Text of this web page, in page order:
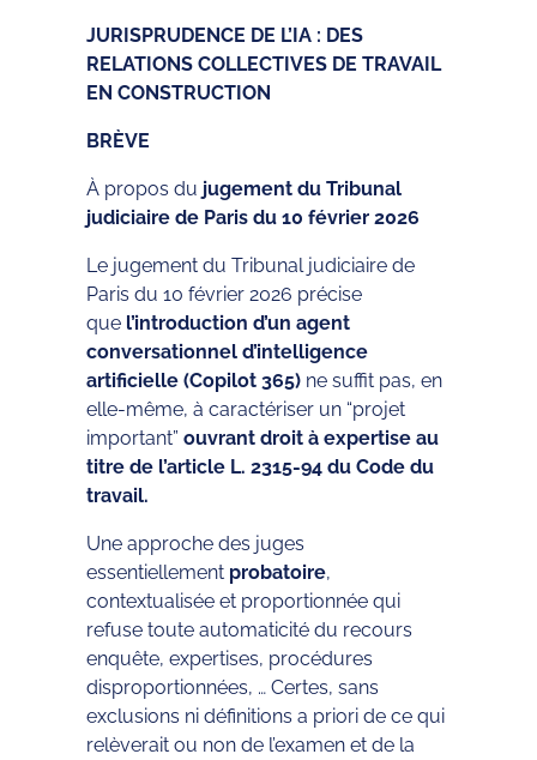
JURISPRUDENCE DE L’IA : DES
RELATIONS COLLECTIVES DE TRAVAIL
EN CONSTRUCTION
BRÈVE
À propos du jugement du Tribunal
judiciaire de Paris du 10 février 2026
Le jugement du Tribunal judiciaire de
Paris du 10 février 2026 précise
que l’introduction d’un agent
conversationnel d’intelligence
artificielle (Copilot 365) ne suffit pas, en
elle-même, à caractériser un “projet
important” ouvrant droit à expertise au
titre de l’article L. 2315‑94 du Code du
travail.
Une approche des juges
essentiellement probatoire,
contextualisée et proportionnée qui
refuse toute automaticité du recours
enquête, expertises, procédures
disproportionnées, … Certes, sans
exclusions ni définitions a priori de ce qui
relèverait ou non de l’examen et de la